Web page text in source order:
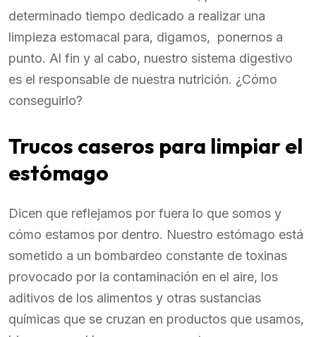
determinado tiempo dedicado a realizar una
limpieza estomacal para, digamos, ponernos a
punto. Al fin y al cabo, nuestro sistema digestivo
es el responsable de nuestra nutrición. ¿Cómo
conseguirlo?
Trucos caseros para limpiar el
estómago
Dicen que reflejamos por fuera lo que somos y
cómo estamos por dentro. Nuestro estómago está
sometido a un bombardeo constante de toxinas
provocado por la contaminación en el aire, los
aditivos de los alimentos y otras sustancias
químicas que se cruzan en productos que usamos,